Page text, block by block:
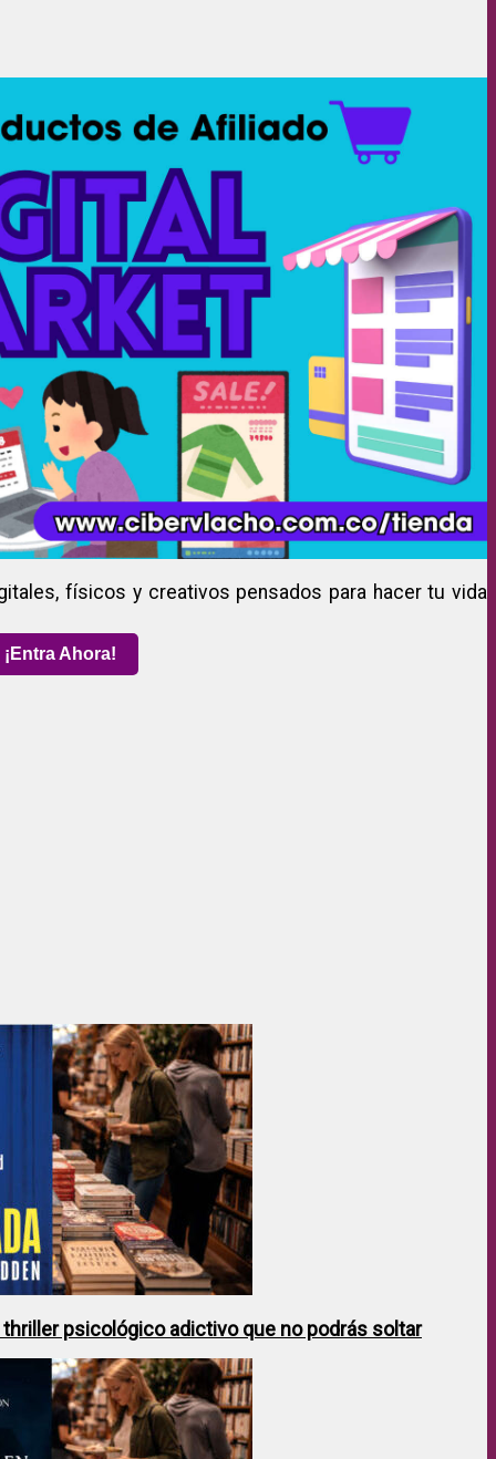
físicos y creativos pensados para hacer tu vida
¡Entra Ahora!
thriller psicológico adictivo que no podrás soltar